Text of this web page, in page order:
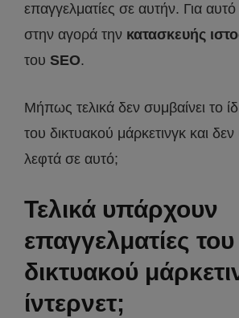
επαγγελματίες σε αυτήν. Για
στην αγορά την κατασκευής
του SEO.
Μήπως τελικά δεν συμβαίνει το
του δικτυακού μάρκετινγκ και
λεφτά σε αυτό;
Τελικά υπάρχουν
επαγγελματίες του
δικτυακού
ίντερνετ;